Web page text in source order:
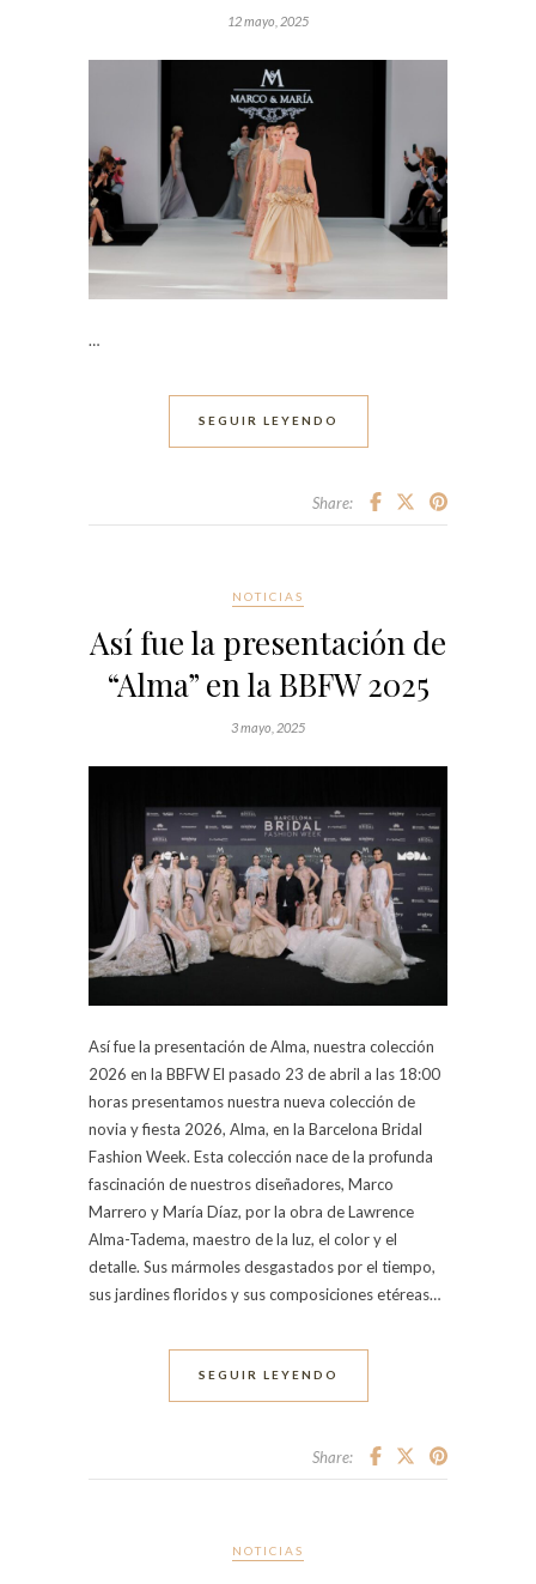
12 mayo, 2025
…
SEGUIR LEYENDO
Share:
NOTICIAS
Así fue la presentación de
“Alma” en la BBFW 2025
3 mayo, 2025
Así fue la presentación de Alma, nuestra colección
2026 en la BBFW El pasado 23 de abril a las 18:00
horas presentamos nuestra nueva colección de
novia y fiesta 2026, Alma, en la Barcelona Bridal
Fashion Week. Esta colección nace de la profunda
fascinación de nuestros diseñadores, Marco
Marrero y María Díaz, por la obra de Lawrence
Alma-Tadema, maestro de la luz, el color y el
detalle. Sus mármoles desgastados por el tiempo,
sus jardines floridos y sus composiciones etéreas…
SEGUIR LEYENDO
Share:
NOTICIAS